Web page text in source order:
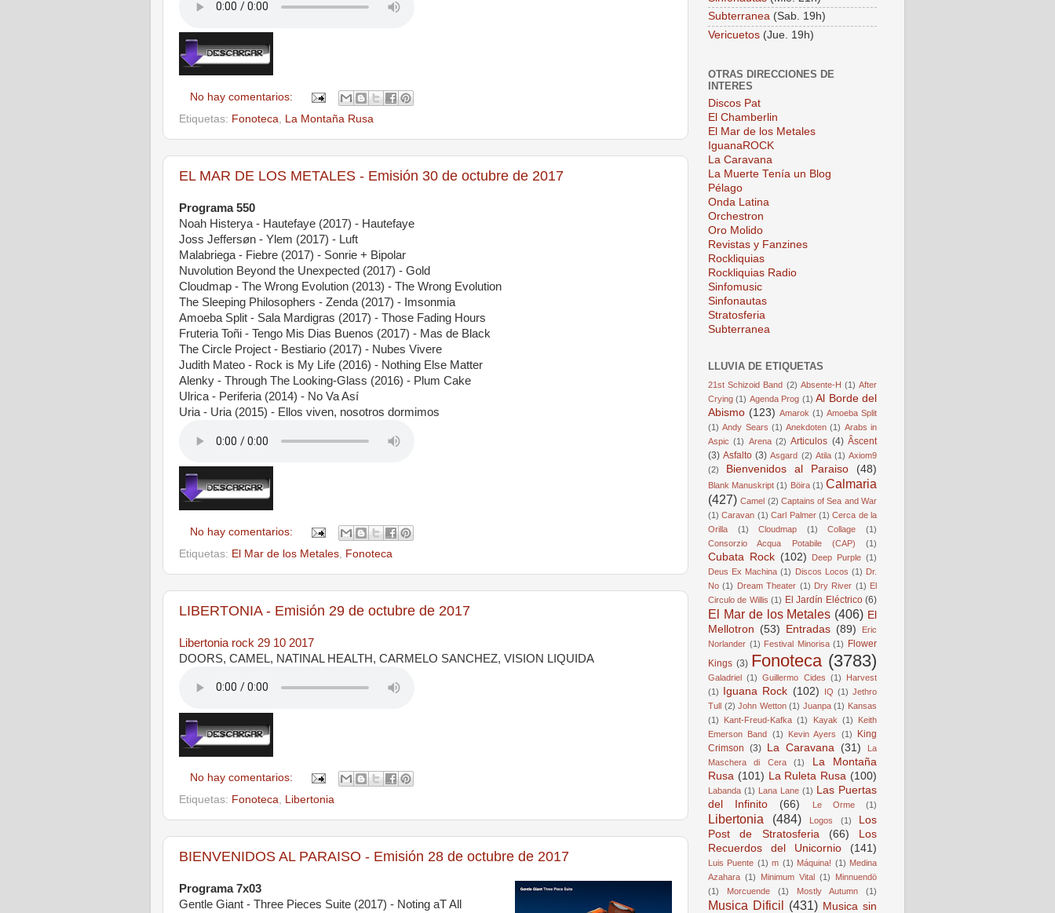
No hay comentarios:
Etiquetas: Fonoteca La Montaña Rusa
EL MAR DE LOS METALES - Emisión 30 de octubre de 2017
Programa 550
Noah Histerya - Hautefaye (2017) - Hautefaye
Joss Jeffersøn - Ylem (2017) - Luft
Malabriega - Fiebre (2017) - Sonrie + Bipolar
Nuvolution Beyond the Unexpected (2017) - Gold
Cloudmap - The Wrong Evolution (2013) - The Wrong Evolution
The Sleeping Philosophers - Zenda (2017) - Imsonmia
Amoeba Split - Sala Mardigras (2017) - Those Fading Hours
Fruteria Toñi - Tengo Mis Dias Buenos (2017) - Mas de Black
The Circle Project - Bestiario (2017) - Nubes Vivere
Judith Mateo - Rock is My Life (2016) - Nothing Else Matter
Alenky - Through The Looking-Glass (2016) - Plum Cake
Ulrica - Periferia (2014) - No Va Así
Uria - Uria (2015) - Ellos viven, nosotros dormimos
No hay comentarios:
Etiquetas: El Mar de los Metales Fonoteca
LIBERTONIA - Emisión 29 de octubre de 2017
Libertonia rock 29 10 2017
DOORS, CAMEL, NATINAL HEALTH, CARMELO SANCHEZ, VISION LIQUIDA
No hay comentarios:
Etiquetas: Fonoteca, Libertonia
BIENVENIDOS AL PARAISO - Emisión 28 de octubre de 2017
Programa 7x03
Gentle Giant - Three Pieces Suite (2017) - Noting aT All
Subterranea (Sab. 19h)
Vericuetos (Jue. 19h)
OTRAS DIRECCIONES DE
INTERES
Discos Pat
El Chamberlin
El Mar de los Metales
IguanaROCK
La Caravana
La Muerte Tenía un Blog
Pélago
Onda Latina
Orchestron
Oro Molido
Revistas y Fanzines
Rockliquias
Rockliquias Radio
Sinfomusic
Sinfonautas
Stratosferia
Subterranea
LLUVIA DE ETIQUETAS
21st Schizoid Band (2) Absente-H (1) After
Crying (1) Agenda Prog (1) Al Borde del
Abismo (123) Amarok (1) Amoeba Split
(1) Andy Sears (1) Anekdoten (1) Arabs in
Aspic (1) Arena (2) Articulos (4) Âscent
(3) Asfalto (3) Asgard (2) Atila (1) Axiom9
(2)
Bienvenidos al Paraiso (48)
Blank Manuskript (1) Böira (1) Calmaria
(427) Camel (2) Captains of Sea and War
(1) Caravan (1) Carl Palmer (1) Cerca de la
Orilla
(1) Cloudmap (1) Collage
(1)
Consorzio Acqua Potabile (CAP)
(1)
Cubata Rock (102) Deep Purple (1)
Deus Ex Machina (1) Discos Locos (1) Dr.
No (1) Dream Theater (1) Dry River (1) El
Circulo de Willis (1) El Jardín Eléctrico (6)
El Mar de los Metales (406) El
Mellotron (53) Entradas (89)
Eric
Norlander (1) Festival Minorisa (1) Flower
Kings (3) Fonoteca (3783)
Galadriel (1) Guillermo Cides (1)
Harvest
(1) Iguana Rock (102) IQ (1) Jethro
Tull (2) John Wetton (1) Juanpa (1) Kansas
(1)
Kant-Freud-Kafka (1) Kayak (1)
Keith
Emerson Band (1) Kevin Ayers (1)
King
Crimson (3) La Caravana (31)
La
Maschera di Cera
(1)
La Montaña
Rusa (101) La Ruleta Rusa (100)
Labanda (1) Lana Lane (1) Las Puertas
del Infinito
(66) Le Orme (1)
Libertonia (484) Logos (1)
Los
Post de Stratosferia
(66)
Los
Recuerdos del Unicornio
(141)
Luis Puente (1) m (1) Máquina! (1) Medina
Azahara (1) Minimum Vital (1)
Minnuendö
(1)
Morcuende (1) Mostly Autumn (1)
Musica Dificil (431) Musica sin